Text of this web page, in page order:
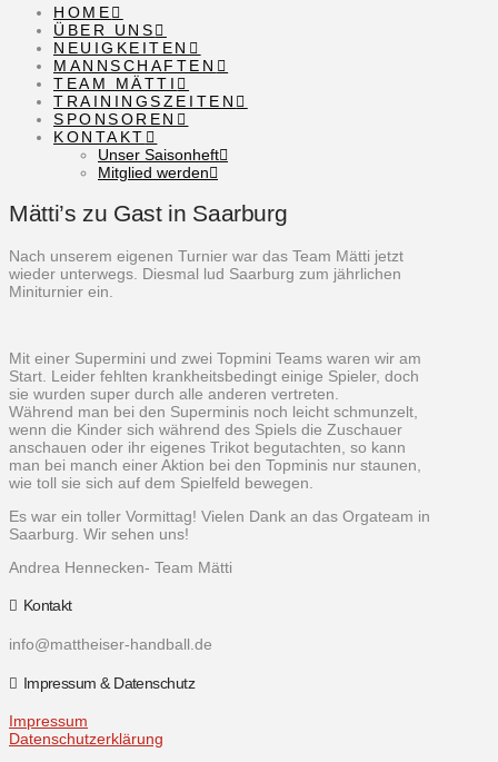
HOME
ÜBER UNS
NEUIGKEITEN
MANNSCHAFTEN
TEAM MÄTTI
TRAININGSZEITEN
SPONSOREN
KONTAKT
Unser Saisonheft
Mitglied werden
Mätti’s zu Gast in Saarburg
Nach unserem eigenen Turnier war das Team Mätti jetzt
wieder unterwegs. Diesmal lud Saarburg zum jährlichen
Miniturnier ein.
Mit einer Supermini und zwei Topmini Teams waren wir am
Start. Leider fehlten krankheitsbedingt einige Spieler, doch
sie wurden super durch alle anderen vertreten.
Während man bei den Superminis noch leicht schmunzelt,
wenn die Kinder sich während des Spiels die Zuschauer
anschauen oder ihr eigenes Trikot begutachten, so kann
man bei manch einer Aktion bei den Topminis nur staunen,
wie toll sie sich auf dem Spielfeld bewegen.
Es war ein toller Vormittag! Vielen Dank an das Orgateam in
Saarburg. Wir sehen uns!
Andrea Hennecken- Team Mätti
Kontakt
info@mattheiser-handball.de
Impressum & Datenschutz
Impressum
Datenschutzerklärung